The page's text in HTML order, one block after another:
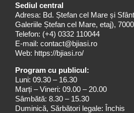
Sediul central
Adresa: Bd. Ștefan cel Mare și
Galeriile Ștefan cel Mare, etaj),
Telefon: (+4) 0332 110044
E-mail: contact@bjiasi.ro
Web: https://bjiasi.ro/
Program cu publicul:
Luni: 09.30 – 16.30
Marți – Vineri: 09.00 – 20.00
Sâmbătă: 8.30 – 15.30
Duminică, Sărbători legale: Închis